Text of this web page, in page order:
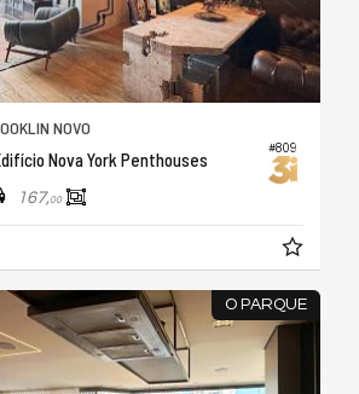
#809
NOVO
Nova York Penthouses
167,00
O PARQUE